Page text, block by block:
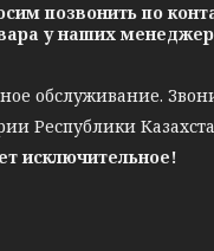
позвонить по
у наших
обслуживание.
Республики
исключительное!